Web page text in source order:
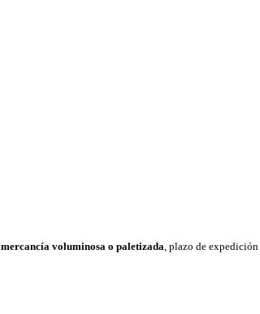
mercancía voluminosa o paletizada, plazo de expedición